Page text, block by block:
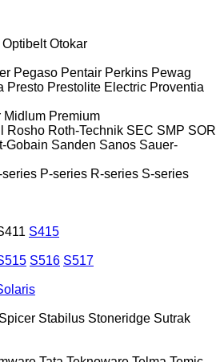
Optibelt Otokar
Pegaso Pentair Perkins Pewag
Presto Prestolite Electric Proventia
Midlum Premium
Rosho Roth-Technik SEC SMP SOR
Gobain Sanden Sanos Sauer-
series P-series R-series S-series
S415
S516 S517
Spicer Stabilus Stoneridge Sutrak